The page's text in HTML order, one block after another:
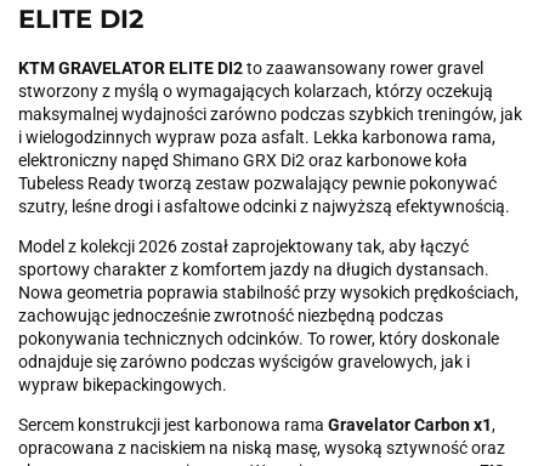
ELITE DI2
KTM GRAVELATOR ELITE DI2to zaawansowany rower gravel
stworzony z myślą o wymagających kolarzach, którzy oczekują
maksymalnej wydajności zarówno podczas szybkich treningów, jak
i wielogodzinnych wypraw poza asfalt. Lekka karbonowa rama,
elektroniczny napęd Shimano GRX Di2 oraz karbonowe koła
Tubeless Ready tworzą zestaw pozwalający pewnie pokonywać
szutry, leśne drogi i asfaltowe odcinki z najwyższą efektywnością.
Model z kolekcji 2026 został zaprojektowany tak, aby łączyć
sportowy charakter z komfortem jazdy na długich dystansach.
Nowa geometria poprawia stabilność przy wysokich prędkościach,
zachowując jednocześnie zwrotność niezbędną podczas
pokonywania technicznych odcinków. To rower, który doskonale
odnajduje się zarówno podczas wyścigów gravelowych, jak i
wypraw bikepackingowych.
Sercem konstrukcji jest karbonowa rama Gravelator Carbon x1,
opracowana z naciskiem na niską masę, wysoką sztywność oraz